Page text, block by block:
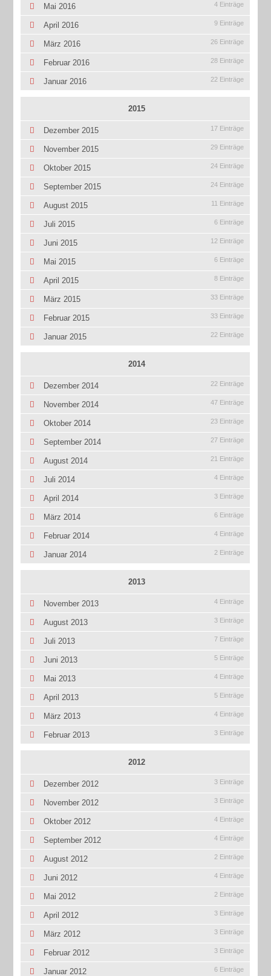
Mai 2016 4 Einträge
April 2016 9 Einträge
März 2016 26 Einträge
Februar 2016 28 Einträge
Januar 2016 22 Einträge
2015
Dezember 2015 17 Einträge
November 2015 29 Einträge
Oktober 2015 24 Einträge
September 2015 24 Einträge
August 2015 11 Einträge
Juli 2015 6 Einträge
Juni 2015 12 Einträge
Mai 2015 6 Einträge
April 2015 8 Einträge
März 2015 33 Einträge
Februar 2015 33 Einträge
Januar 2015 22 Einträge
2014
Dezember 2014 22 Einträge
November 2014 47 Einträge
Oktober 2014 23 Einträge
September 2014 27 Einträge
August 2014 21 Einträge
Juli 2014 4 Einträge
April 2014 3 Einträge
März 2014 6 Einträge
Februar 2014 4 Einträge
Januar 2014 2 Einträge
2013
November 2013 4 Einträge
August 2013 3 Einträge
Juli 2013 7 Einträge
Juni 2013 5 Einträge
Mai 2013 4 Einträge
April 2013 5 Einträge
März 2013 4 Einträge
Februar 2013 3 Einträge
2012
Dezember 2012 3 Einträge
November 2012 3 Einträge
Oktober 2012 4 Einträge
September 2012 4 Einträge
August 2012 2 Einträge
Juni 2012 4 Einträge
Mai 2012 2 Einträge
April 2012 3 Einträge
März 2012 3 Einträge
Februar 2012 3 Einträge
Januar 2012 6 Einträge